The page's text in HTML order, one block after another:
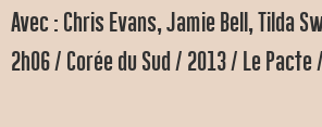
Avec : Chris Evans, Jamie Bell, Tilda
2h06 / Corée du Sud / 2013 / Le Pacte